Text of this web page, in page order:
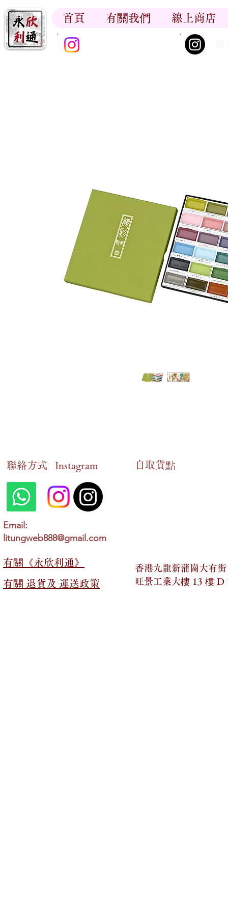
首頁 有關我們 線上商店
​聯絡方式 Instagram
Email:
litungweb888@gmail.com
有關​​《永欣利通》
有關​​ 退貨及 運送政策
自​取貨點
香港九龍新蒲崗大有
旺景工業大樓 13 樓 D